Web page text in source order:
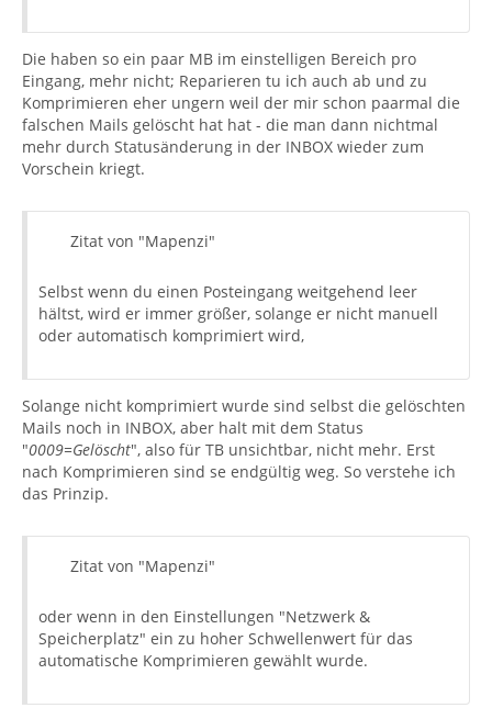
Die haben so ein paar MB im einstelligen Bereich pro
Eingang, mehr nicht; Reparieren tu ich auch ab und zu
Komprimieren eher ungern weil der mir schon paarmal die
falschen Mails gelöscht hat hat - die man dann nichtmal
mehr durch Statusänderung in der INBOX wieder zum
Vorschein kriegt.
Zitat von "Mapenzi"
Selbst wenn du einen Posteingang weitgehend leer
hältst, wird er immer größer, solange er nicht manuell
oder automatisch komprimiert wird,
Solange nicht komprimiert wurde sind selbst die gelöschten
Mails noch in INBOX, aber halt mit dem Status
"0009=Gelöscht", also für TB unsichtbar, nicht mehr. Erst
nach Komprimieren sind se endgültig weg. So verstehe ich
das Prinzip.
Zitat von "Mapenzi"
oder wenn in den Einstellungen "Netzwerk &
Speicherplatz" ein zu hoher Schwellenwert für das
automatische Komprimieren gewählt wurde.